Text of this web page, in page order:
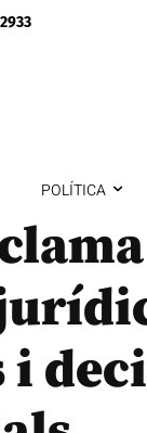
POLÍTICA